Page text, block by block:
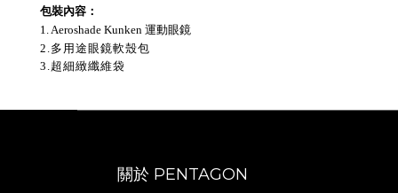
包裝內容：
1. Aeroshade Kunken 運動眼鏡
2.多用途眼鏡軟殼包
3.超細緻纖維袋
關於 PENTAGON